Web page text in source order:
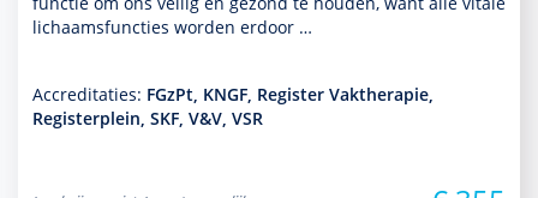
lichaamsfuncties worden erdoor …
Accreditaties: FGzPt, KNGF, Register Vaktherapie,
Registerplein, SKF, V&V, VSR